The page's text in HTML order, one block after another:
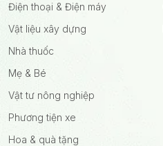
Điện thoại & Điện máy
Vật liệu xây dựng
Nhà thuốc
Mẹ & Bé
Vật tư nông nghiệp
Phương tiện xe
Hoa & quà tặng